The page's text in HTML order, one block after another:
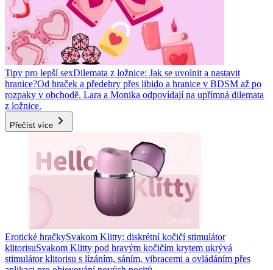
Tipy pro lepší sexDilemata z ložnice: Jak se uvolnit a nastavit
hranice?Od hraček a předehry přes libido a hranice v BDSM až po
rozpaky v obchodě. Lara a Monika odpovídají na upřímná dilemata
z ložnice.
Přečíst více
Erotické hračkySvakom Klitty: diskrétní kočičí stimulátor
klitorisuSvakom Klitty pod hravým kočičím krytem ukrývá
stimulátor klitorisu s lízáním, sáním, vibracemi a ovládáním přes